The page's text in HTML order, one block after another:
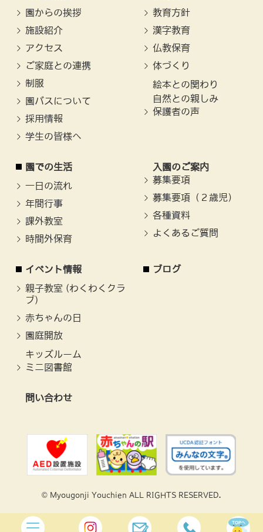
園からの挨拶
施設紹介
アクセス
ご家庭との連携
制服
園バスについて
採用情報
学生の皆様へ
教育方針
漢字教育
仏教保育
体づくり
絵本との関わり
自然との親しみ
保護者の声
園での生活
一日の流れ
年間行事
課外教室
時間外保育
入園のご案内
募集要項
募集要項（２歳児）
各種資料
よくあるご質問
イベント情報
親子教室 (わくわくクラ
ブ)
赤ちゃんの日
園庭開放
キッズルーム
ミニ図書館
ブログ
問い合わせ
© Myougonji Youchien ALL RIGHTS RESERVED.